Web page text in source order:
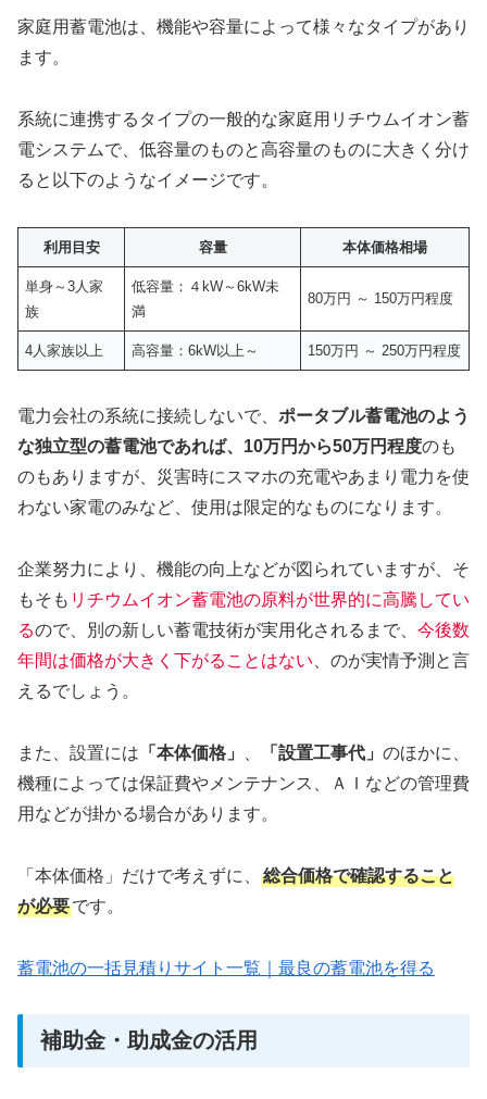
家庭用蓄電池は、機能や容量によって様々なタイプがあり
ます。
系統に連携するタイプの一般的な家庭用リチウムイオン蓄
電システムで、低容量のものと高容量のものに大きく分け
ると以下のようなイメージです。
利用目安 容量 本体価格相場
単身～3人家
族
低容量：４kW～6kW未
満
80万円 ～ 150万円程度
4人家族以上 高容量：6kW以上～ 150万円 ～ 250万円程度
電力会社の系統に接続しないで、 ポータブル蓄電池のよう
な独立型の蓄電池であれば、10万円から50万円程度のも
のもありますが、災害時にスマホの充電やあまり電力を使
わない家電のみなど、使用は限定的なものになります。
企業努力により、機能の向上などが図られていますが、そ
もそも リチウムイオン蓄電池の原料が世界的に高騰してい
るので、別の新しい蓄電技術が実用化されるまで、 今後数
年間は価格が大きく下がることはない 、のが実情予測と言
えるでしょう。
また、設置には 「本体価格」 「設置工事代」 のほかに、
機種によっては保証費やメンテナンス、ＡＩなどの管理費
用などが掛かる場合があります。
「本体価格」だけで考えずに、
総合価格で確認すること
が必要です。
蓄電池の一括見積りサイト一覧｜最良の蓄電池を得る
補助金・助成金の活用